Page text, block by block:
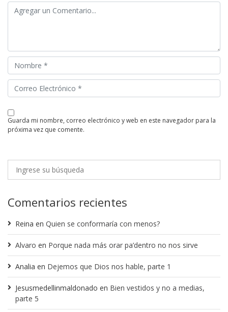
guarda mi nombre, correo electrónico y web en este navegador para la
próxima vez que comente.
Comentarios recientes
Reina en Quien se conformaría con menos?
Alvaro en Porque nada más orar pa’dentro no nos sirve
Analia en Dejemos que Dios nos hable, parte 1
Jesusmedellinmaldonado en Bien vestidos y no a medias,
parte 5